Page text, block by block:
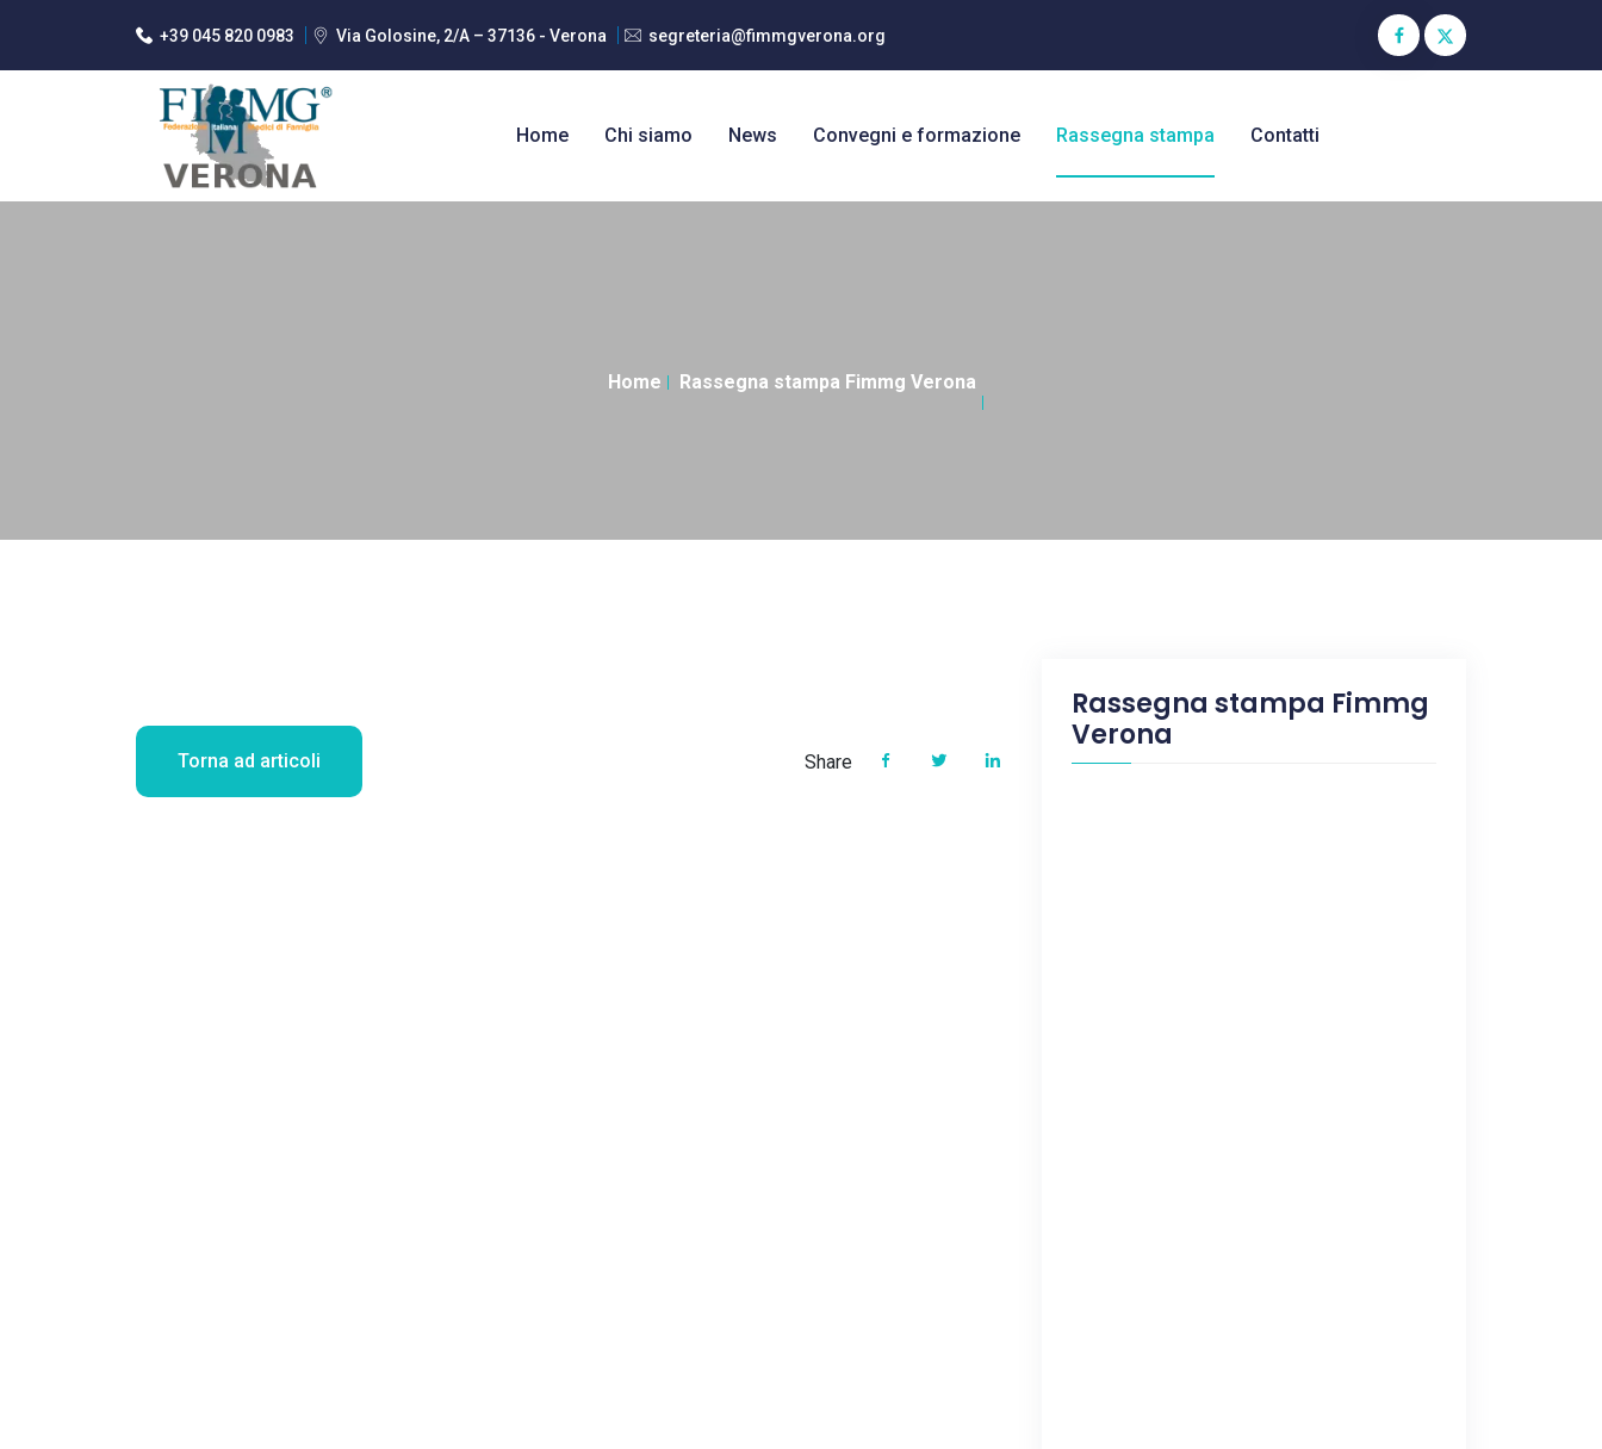
+39 045 820 0983 Via Golosine, 2/A – 37136 - Verona segreteria@fimmgverona.org
Home Chi siamo News Convegni e formazione Rassegna stampa Contatti
Home Rassegna stampa Fimmg Verona
Torna ad articoli Share
Rassegna stampa Fimmg
Verona